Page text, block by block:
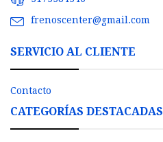
frenoscenter@gmail.com
SERVICIO AL CLIENTE
Contacto
CATEGORÍAS DESTACADAS